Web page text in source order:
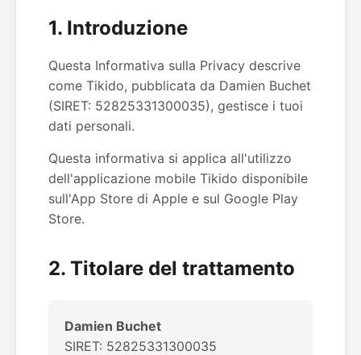
1. Introduzione
Questa Informativa sulla Privacy descrive
come Tikido, pubblicata da Damien Buchet
(SIRET: 52825331300035), gestisce i tuoi
dati personali.
Questa informativa si applica all'utilizzo
dell'applicazione mobile Tikido disponibile
sull'App Store di Apple e sul Google Play
Store.
2. Titolare del trattamento
Damien Buchet
SIRET: 52825331300035